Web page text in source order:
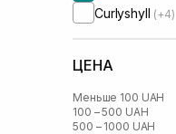
Curlyshyll (+4)
ЦЕНА
Меньше 100 UAH
100 – 500 UAH
500 – 1000 UAH